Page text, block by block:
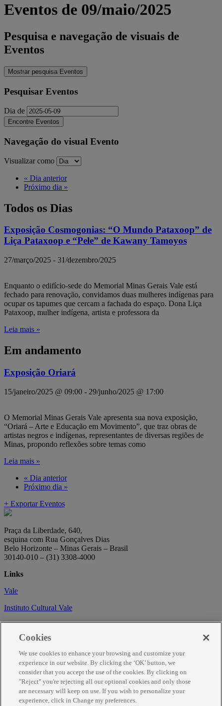
Eventos de 09/maio/2025
Pesquisa e navegação de visuais de
Eventos
Mostrar pesquisa Eventos
Pesquisar Eventos
Dia de
Navegação do visual Evento
Visualizar como
« Dia anterior
Próximo dia »
Todos os Dias
Exposição Cosmogonias: “O Mundo Pataxoop” de
Liça Pataxoop e “Pele” de Kawany Tamoyos
27/março/2025 - 31/dezembro/2025
Enquanto o edifício-sede do Memorial Minas Gerais Vale está
fechado para renovação, convidamos duas mulheres indígenas para
ocupar os tapumes que cercam a fachada do espaço. Dona Liça
Pataxoop, mulher indígena, artista e professora da
Leia mais »
Em andamento
Exposição Oriará
15/janeiro/2025 @ 09:00 - 29/junho/2025 @ 17:00
O Memorial Minas Gerais Vale apresenta sua nova exposição,
“Oriará – Arte e Educação em Movimento”, que traz obras de
artistas negros e indígenas, representantes de diversas regiões de
Minas, propondo reflexões sobre temas como
Leia mais »
« Dia anterior
Próximo dia »
+ Exportar Eventos
Praça da Liberdade, 640,
esquina com Rua Gonçalves Dias
Belo Horizonte – Minas Gerais – Brasil
30140-010 – (31) 3308-4000
Links
Vale
Instituto Cultural Vale
Circuito Cultural
Trabalhe conosco
Informações
Como chegar
Agendamento
Cookies
We use cookies to enhance your browsing and customize your
experience in our website. By clicking the ‘OK’ button, we
consider that you accept the use of the cookies. By clicking on
"Reject" you're rejecting all our optional cookies and only those
are necessary will keep on use. If you wish to personalize your
experience, click in Change my preferences.